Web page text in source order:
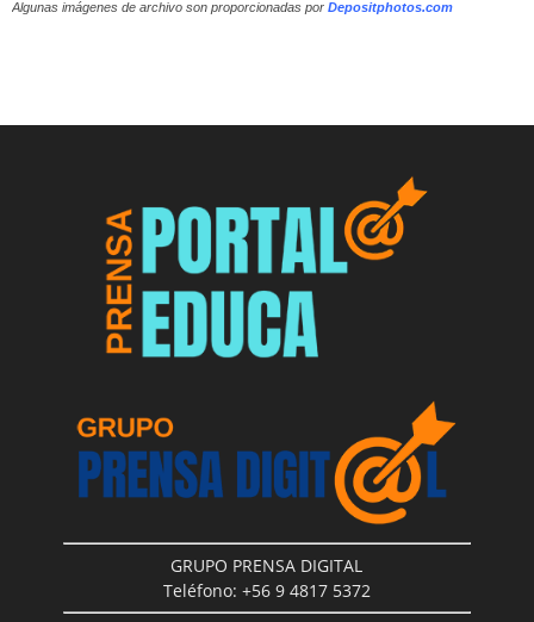
Algunas imágenes de archivo son proporcionadas por Depositphotos.com
GRUPO PRENSA DIGITAL
Teléfono: +56 9 4817 5372